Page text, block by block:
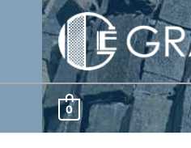
Перейти
содержимому
0